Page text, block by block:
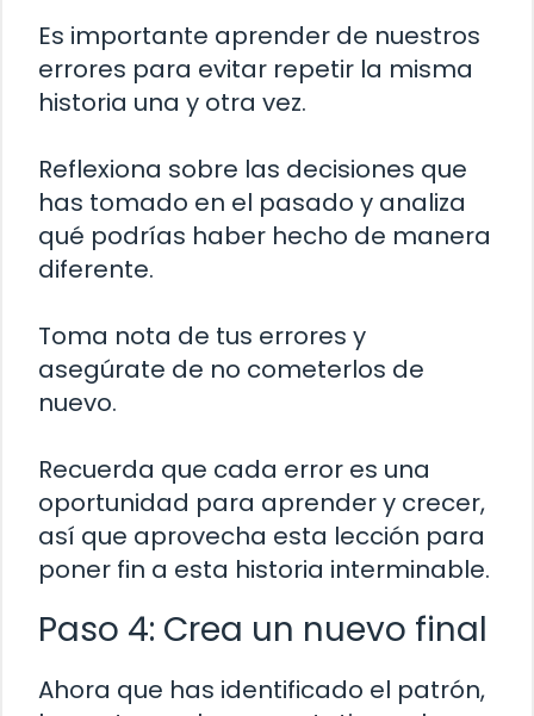
Es importante aprender de nuestros
errores para evitar repetir la misma
historia una y otra vez.
Reflexiona sobre las decisiones que
has tomado en el pasado y analiza
qué podrías haber hecho de manera
diferente.
Toma nota de tus errores y
asegúrate de no cometerlos de
nuevo.
Recuerda que cada error es una
oportunidad para aprender y crecer,
así que aprovecha esta lección para
poner fin a esta historia interminable.
Paso 4: Crea un nuevo final
Ahora que has identificado el patrón,